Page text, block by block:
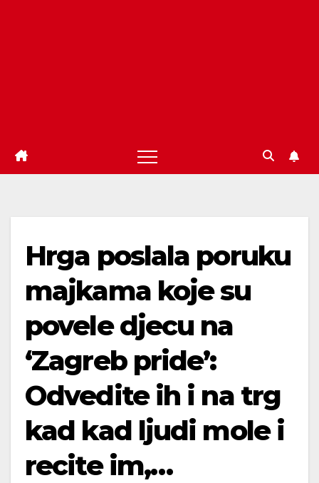
Hrga poslala poruku
majkama koje su
povele djecu na
‘Zagreb pride’:
Odvedite ih i na trg
kad kad ljudi mole i
recite im,…